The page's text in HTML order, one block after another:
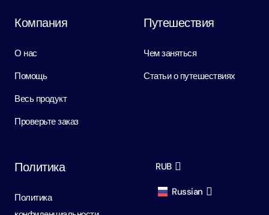
Компания
О нас
Помощь
Весь продукт
Проверьте заказ
Путешествия
Чем заняться
Статьи о путешествиях
Политика
Политика
RUB
Russian